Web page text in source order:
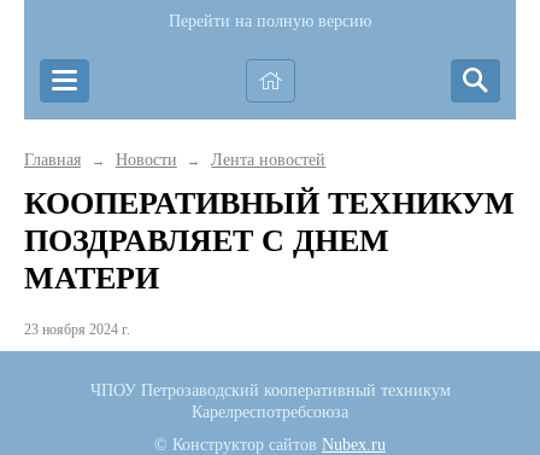
Перейти на полную версию
Главная → Новости → Лента новостей
КООПЕРАТИВНЫЙ ТЕХНИКУМ
ПОЗДРАВЛЯЕТ С ДНЕМ
МАТЕРИ
23 ноября 2024 г.
ЧПОУ Петрозаводский кооперативный техникум
Карелреспотребсоюза
© Конструктор сайтов Nubex.ru